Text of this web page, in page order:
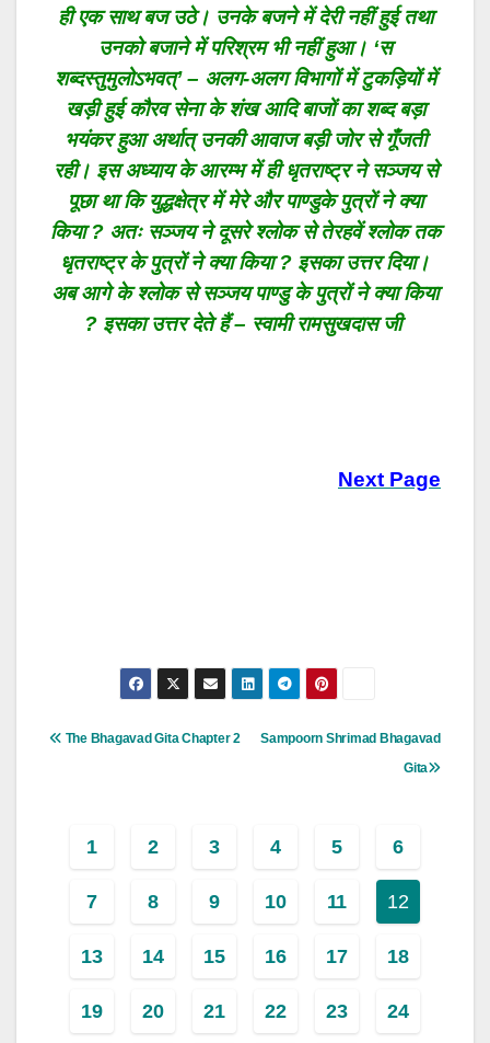
ही एक साथ बज उठे। उनके बजने में देरी नहीं हुई तथा
उनको बजाने में परिश्रम भी नहीं हुआ। ‘स
शब्दस्तुमुलोऽभवत्’ – अलग-अलग विभागों में टुकड़ियों में
खड़ी हुई कौरव सेना के शंख आदि बाजों का शब्द बड़ा
भयंकर हुआ अर्थात् उनकी आवाज बड़ी जोर से गूँजती
रही। इस अध्याय के आरम्भ में ही धृतराष्ट्र ने सञ्जय से
पूछा था कि युद्धक्षेत्र में मेरे और पाण्डुके पुत्रों ने क्या
किया ? अतः सञ्जय ने दूसरे श्लोक से तेरहवें श्लोक तक
धृतराष्ट्र के पुत्रों ने क्या किया ? इसका उत्तर दिया।
अब आगे के श्लोक से सञ्जय पाण्डु के पुत्रों ने क्या किया
? इसका उत्तर देते हैं – स्वामी रामसुखदास जी
Next Page
Post
Navigation
Sampoorn Shrimad Bhagavad
Gita
The Bhagavad Gita Chapter 2
1 2 3 4 5 6
7 8 9 10 11 12
13 14 15 16 17 18
19 20 21 22 23 24